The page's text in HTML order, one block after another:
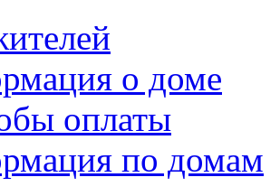
о доме
оплаты
по домам